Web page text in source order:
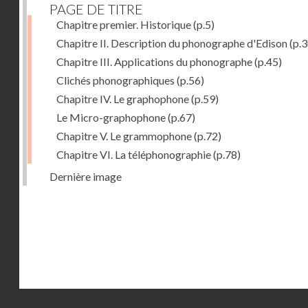
PAGE DE TITRE
Chapitre premier. Historique(p.5)
Chapitre II. Description du phonographe d'Edison
Chapitre III. Applications du phonographe(p.45)
Clichés phonographiques (p.56)
Chapitre IV. Le graphophone(p.59)
Le Micro-graphophone(p.67)
Chapitre V. Le grammophone(p.72)
Chapitre VI. La téléphonographie(p.78)
Dernière image